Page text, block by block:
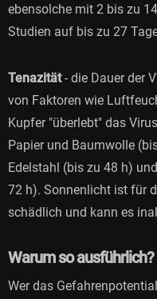
ebensolche mit 2 bis zu
Studien auf bis zu 27
Tenazität- die Dauer der
von Faktoren wie
Kupfer "überlebt" das
Papier und Baumwolle
Edelstahl (bis zu 48 h)
72 h). Sonnenlicht ist für
schädlich und kann es
Warum so ausführlich?
Wer das